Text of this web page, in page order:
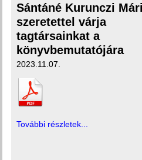
Sántáné Kurunczi
szeretettel várja
tagtársainkat a
könyvbemutatójára
2023.11.07.
További részletek...